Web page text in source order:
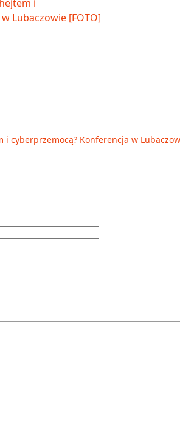
i cyberprzemocą? Konferencja w